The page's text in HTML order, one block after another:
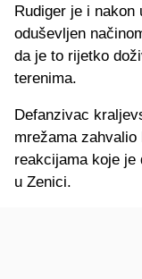
Rudiger je i
oduševljen
da je to rijetko
terenima.
Defanzivac
mrežama
reakcijama koje je
u Zenici.